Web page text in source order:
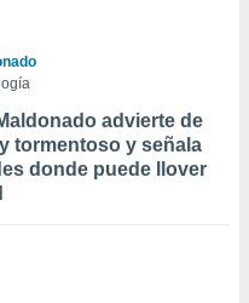
advierte de
tormentoso y señala
donde puede llover